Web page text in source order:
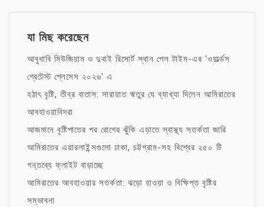
যা মিছ করেছেন
আবুধাবি মিউজিয়াম ও দুবাই রিসোর্ট স্থান পেল টাইম-এর ‘ওয়ার্ল্ডস
গ্রেটেস্ট প্লেসেস ২০২৬’ এ
হঠাৎ বৃষ্টি, তীব্র বাতাস: সারায়াত ঋতুর যে ব্যাখ্যা দিলেন আমিরাতের
আবহাওয়াবিদরা
আজমানে বৃষ্টিপাতের পর রোগের ঝুঁকি এড়াতে স্বাস্থ্য সতর্কতা জারি
আমিরাতের এয়ারলাইন্সগুলো ঢাকা, চট্টগ্রাম-সহ বিশ্বের ২৫০ টি
গন্তব্যে ফ্লাইট বাড়াচ্ছে
আমিরাতের আবহাওয়ার সতর্কতা: ঝড়ো হাওয়া ও বিক্ষিপ্ত বৃষ্টির
সম্ভাবনা